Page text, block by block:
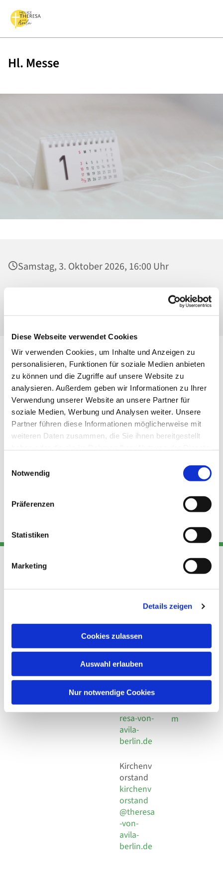
Diese Webseite verwendet Cookies
Wir verwenden Cookies, um Inhalte und Anzeigen zu
personalisieren, Funktionen für soziale Medien anbieten
zu können und die Zugriffe auf unsere Website zu
analysieren. Außerdem geben wir Informationen zu Ihrer
Verwendung unserer Website an unsere Partner für
soziale Medien, Werbung und Analysen weiter. Unsere
Partner führen diese Informationen möglicherweise mit
weiteren Daten zusammen, die Sie ihnen bereitgestellt
Notwendig
Präferenzen
Statistiken
Marketing
Details zeigen
Cookies zulassen
Auswahl erlauben
Nur notwendige Cookies
Hl. Messe
Samstag, 3. Oktober 2026, 16:00 Uhr
Alexianer St. Joseph Krankenhaus, Kirche,
Adresse
Kirchengemeinde Pfarrei
Hl. Theresa von Avila Berlin
Leitender Pfarrer - Norbert
Behaimstr. 39
Kont
Telefon
+49 30
924 64 28
Fax +49
30 924 54
18
E-Mail
info@the
resa-von-
avila-
berlin.de
Kirchenv
orstand
kirchenv
orstand
@theresa
-von-
avila-
berlin.de
Links
Datensch
utz
Social
Impressu
m